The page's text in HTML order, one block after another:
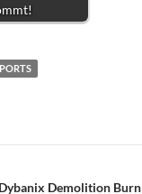
Demolition Burn